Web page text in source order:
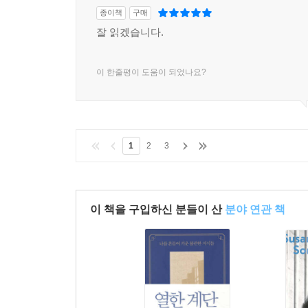
종이책 구매
잘 읽겠습니다.
이 한줄평이 도움이 되었나요?
1 2 3
이 책을 구입하신 분들이 산 분야 연관 책